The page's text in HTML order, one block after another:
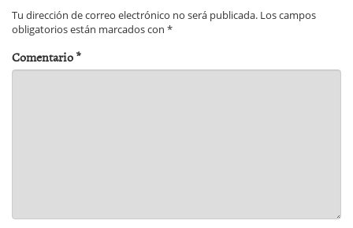
Tu dirección de correo electrónico no será publicada. Los campos
obligatorios están marcados con *
Comentario*